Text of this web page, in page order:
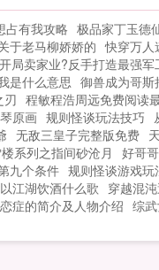
子里只有你！...
占有我攻略 极品家丁玉德
于老马柳娇娇的 快穿万人
开局卖家业?反手打造最强军
是什么意思 御兽成为哥斯
刃 程敏程浩周远免费阅读
原画 规则怪谈玩法技巧
无敌三皇子完整版免费
系列之指间砂沧月 好哥
九个条件 规则怪谈游戏玩
江湖饮酒什么歌 穿越混
症的简介及人物介绍 综